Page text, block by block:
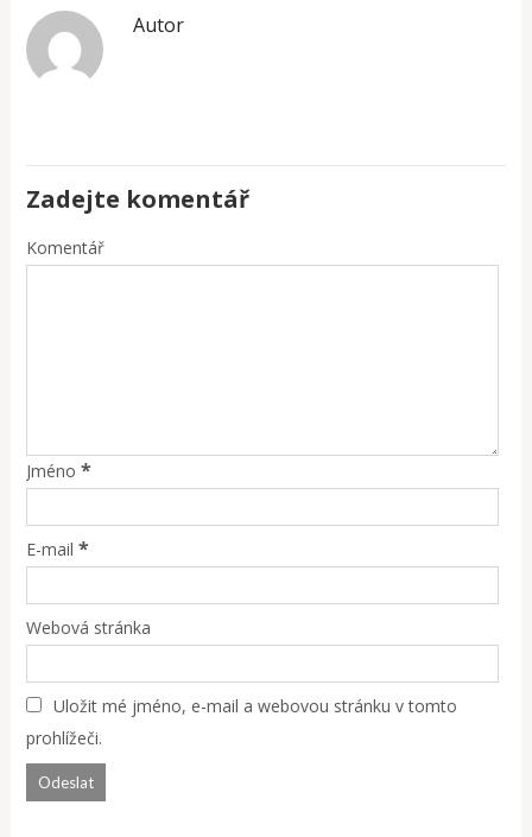
Autor
Zadejte komentář
Komentář
Jméno *
E-mail *
Webová stránka
Uložit mé jméno, e-mail a webovou stránku v tomto
prohlížeči.